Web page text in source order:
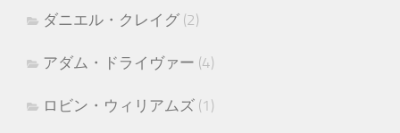
ダニエル・クレイグ (2)
アダム・ドライヴァー (4)
ロビン・ウィリアムズ (1)